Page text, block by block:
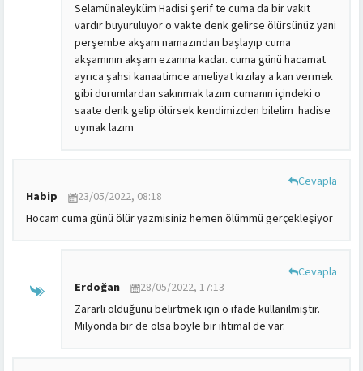
Selamünaleyküm Hadisi şerif te cuma da bir vakit
vardır buyuruluyor o vakte denk gelirse ölürsünüz yani
perşembe akşam namazından başlayıp cuma
akşamının akşam ezanına kadar. cuma günü hacamat
ayrıca şahsi kanaatimce ameliyat kızılay a kan vermek
gibi durumlardan sakınmak lazım cumanın içindeki o
saate denk gelip ölürsek kendimizden bilelim .hadise
uymak lazım
Habip
23/05/2022, 08:18
Hocam cuma günü ölür yazmisiniz hemen ölümmü gerçekleşiyor
Cevapla
Erdoğan
28/05/2022, 17:13
Zararlı olduğunu belirtmek için o ifade kullanılmıştır.
Milyonda bir de olsa böyle bir ihtimal de var.
Cevapla